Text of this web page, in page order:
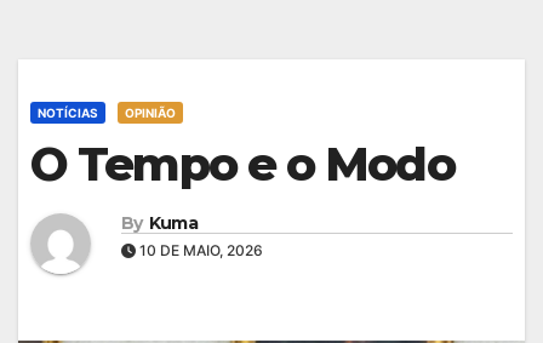
NOTÍCIAS OPINIÃO
O Tempo e o Modo
By Kuma
10 DE MAIO, 2026